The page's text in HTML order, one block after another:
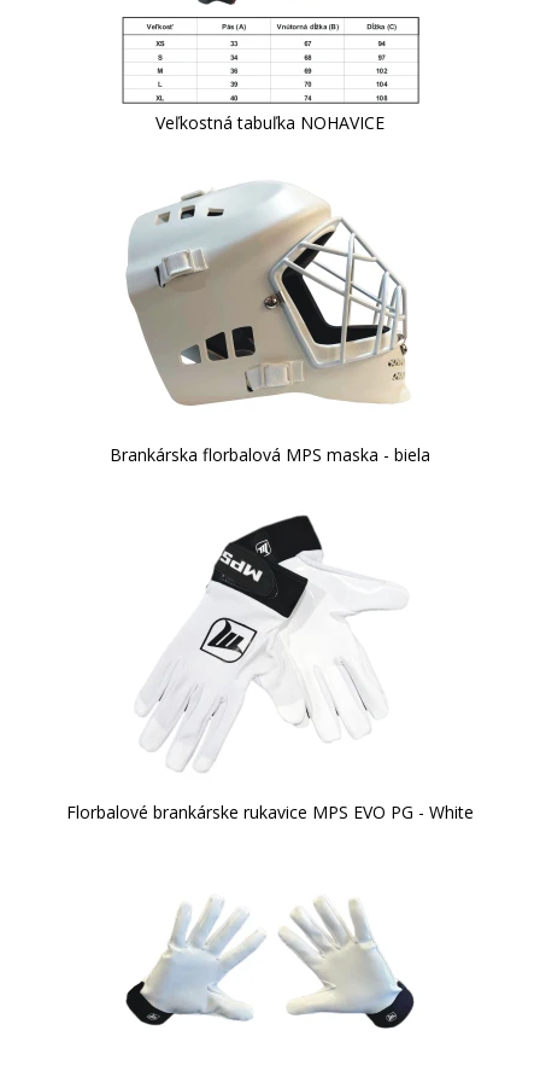
Veľkostná tabuľka NOHAVICE
Brankárska florbalová MPS maska - biela
Florbalové brankárske rukavice MPS EVO PG - White